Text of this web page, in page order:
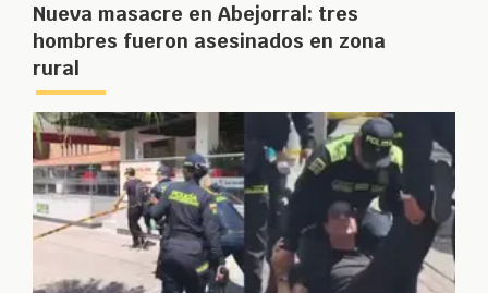
Nueva masacre en Abejorral: tres
hombres fueron asesinados en zona
rural